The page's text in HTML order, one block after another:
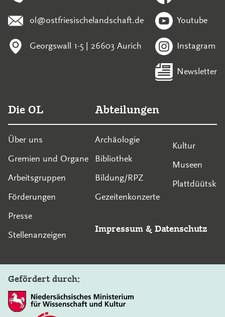
ol@ostfriesischelandschaft.de
Georgswall 1-5 | 26603 Aurich
Youtube
Instagram
Newsletter
Die OL
Über uns
Gremien und Organe
Arbeitsgruppen
Förderungen
Presse
Stellenanzeigen
Abteilungen
Archäologie
Bibliothek
Bildung/RPZ
Gezeitenkonzerte
Kultur
Museen
Plattdüütsk
Impressum & Datenschutz
Gefördert durch: